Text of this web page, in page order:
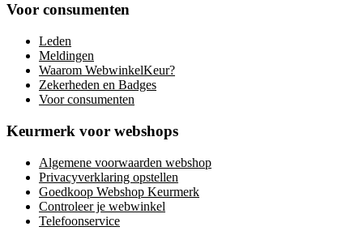
Voor consumenten
Leden
Meldingen
Waarom WebwinkelKeur?
Zekerheden en Badges
Voor consumenten
Keurmerk voor webshops
Algemene voorwaarden webshop
Privacyverklaring opstellen
Goedkoop Webshop Keurmerk
Controleer je webwinkel
Telefoonservice